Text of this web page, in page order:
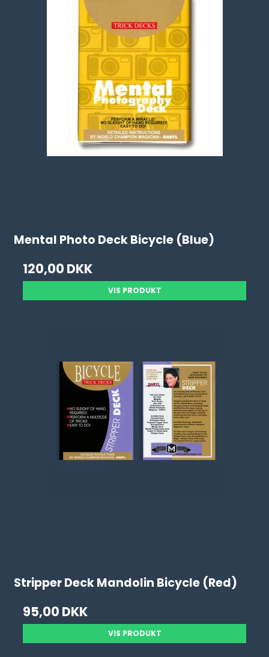
Mental Photo Deck Bicycle (Blue)
120,00 DKK
VIS PRODUKT
Stripper Deck Mandolin Bicycle (Red)
95,00 DKK
VIS PRODUKT